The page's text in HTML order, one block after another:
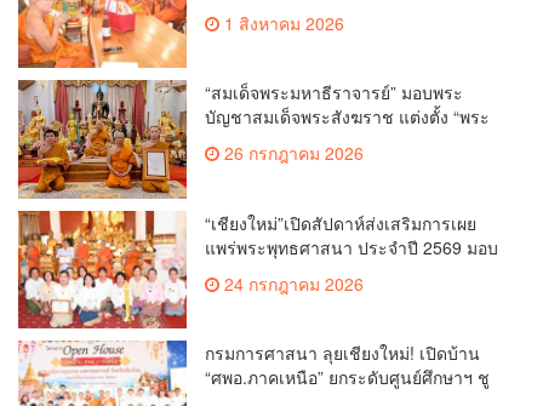
1 สิงหาคม 2026
“สมเด็จพระมหาธีราจารย์” มอบพระ
บัญชาสมเด็จพระสังฆราช แต่งตั้ง “พระ
ราชปัญญาเวที” เป็นรองเจ้าคณะจังหวัด
เชียงใหม่
26 กรกฎาคม 2026
“เชียงใหม่”เปิดสัปดาห์ส่งเสริมการเผย
แพร่พระพุทธศาสนา ประจำปี 2569 มอบ
ประโยชน์แก่พระพุทธศาสนา
24 กรกฎาคม 2026
กรมการศาสนา ลุยเชียงใหม่! เปิดบ้าน
“ศพอ.ภาคเหนือ” ยกระดับศูนย์ศึกษาฯ ชู